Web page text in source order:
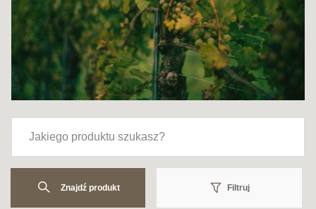
Znajdź produkt Filtruj